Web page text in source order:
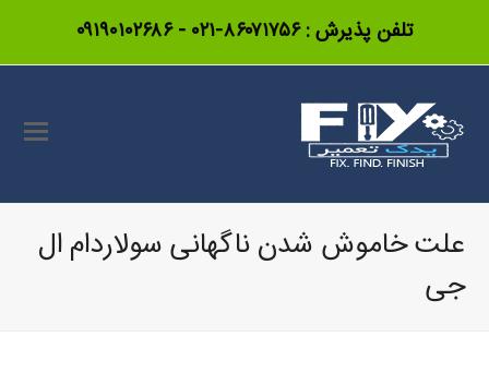
تلفن پذیرش :۸۶۰۷۱۷۵۶-۰۲۱ -۰۹۱۹۰۱۰۲۶۸۶
علت خاموش شدن ناگهانی سولاردام ال
جی